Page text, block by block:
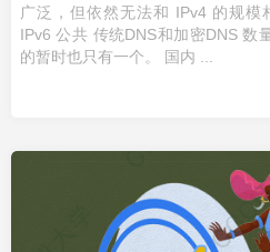
广泛，但依然无法和 IPv4 的规
IPv6 公共 传统DNS和加密DNS 数
的暂时也只有一个。 国内 ...